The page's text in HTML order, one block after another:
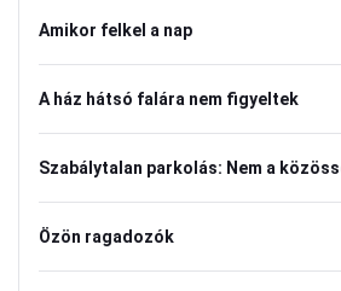
Amikor felkel a nap
A ház hátsó falára nem figyeltek
Szabálytalan parkolás: Nem a
Özön ragadozók